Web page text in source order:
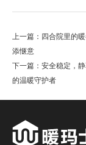
上一篇：四合院里的
添惬意
下一篇：安全稳定，
的温暖守护者